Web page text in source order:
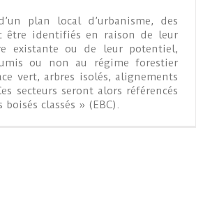
plan local d’urbanisme, des
être identifiés en raison de leur
existante ou de leur potentiel,
ou non au régime forestier
vert, arbres isolés, alignements
secteurs seront alors référencés
boisés classés » (EBC).